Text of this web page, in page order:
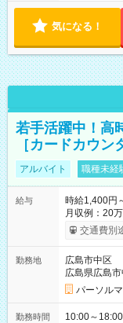
気になる！
若手活躍中！高
［カードカウ
アルバイト 職種未経
給与
時給1,400円
月収例：20万
期間】試用
交通費別
勤務地
広島市中区
広島県広島
パーソル
勤務時間
10:00～18:00